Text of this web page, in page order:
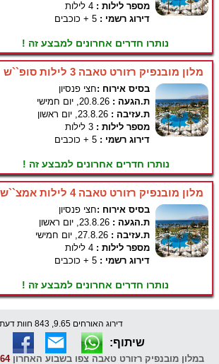
מספר לילות :
דירוג רשמי :
נותרו חדרים אחרונים למבצע זה !
מלון מובנפיק רזורט טאבה 3 לילות סופ``ש
בסיס אירוח :חצי פנסיון
ת.הגעה :
ת.עזיבה :
מספר לילות :
דירוג רשמי :
נותרו חדרים אחרונים למבצע זה !
מלון מובנפיק רזורט טאבה 4 לילות אמצ``ש
בסיס אירוח :חצי פנסיון
ת.הגעה :
ת.עזיבה :
מספר לילות :
דירוג רשמי :
נותרו חדרים אחרונים למבצע זה !
דירוג האורחים 9.65, 843 חוות דעת
שיתוף:
במלון מובנפיק רזורט טאבה צפו בשבוע האחרון